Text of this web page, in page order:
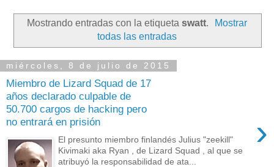
Mostrando entradas con la etiqueta swatt.
Mostrar
todas las entradas
miércoles, 8 de julio de 2015
Miembro de Lizard Squad de 17
años declarado culpable de
50.700 cargos de hacking pero
no entrará en prisión
›
El presunto miembro finlandés Julius "zeekill"
Kivimaki aka Ryan , de Lizard Squad , al que se
atribuyó la responsabilidad de ata...